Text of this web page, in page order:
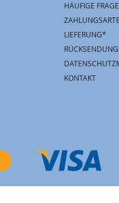
HÄUFIGE
LIEFERUNG*
KONTAKT